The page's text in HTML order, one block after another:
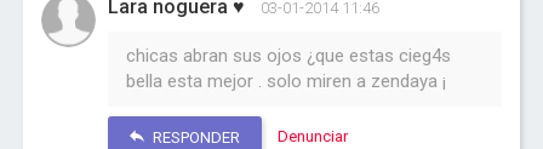
Lara noguera ♥ 03-01-2014 11:46
chicas abran sus ojos ¿que estas cieg4s
bella esta mejor . solo miren a zendaya ¡
RESPONDER Denunciar